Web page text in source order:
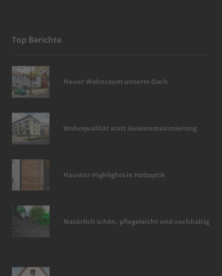
Top Berichte
Neuer Wohnraum unterm Dach
Wohnqualität statt Gewinnmaximierung
Haustür-Highlights in Holzoptik
Natürlich schön, pflegeleicht und nachhaltig